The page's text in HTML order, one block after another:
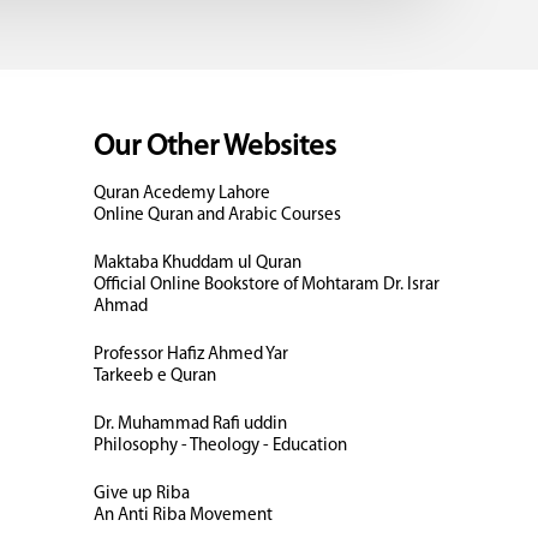
Our Other Websites
Quran Acedemy Lahore
Online Quran and Arabic Courses
Maktaba Khuddam ul Quran
Official Online Bookstore of Mohtaram Dr. Israr
Ahmad
Professor Hafiz Ahmed Yar
Tarkeeb e Quran
Dr. Muhammad Rafi uddin
Philosophy - Theology - Education
Give up Riba
An Anti Riba Movement